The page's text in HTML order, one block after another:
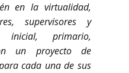
en la virtualidad,
supervisores y
primario,
un proyecto de
cada una de sus